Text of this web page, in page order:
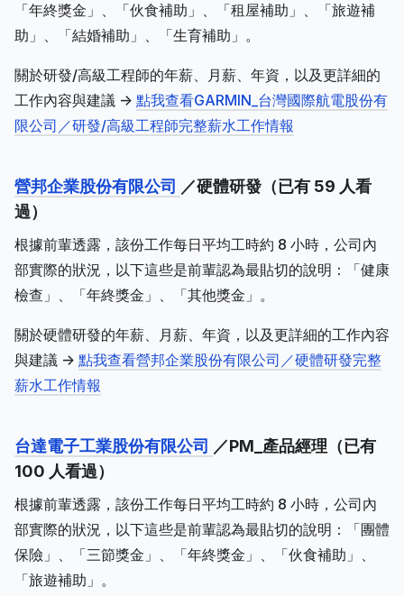
「年終獎金」、「伙食補助」、「租屋補助」、「旅遊補
助」、「結婚補助」、「生育補助」。
關於研發/高級工程師的年薪、月薪、年資，以及更詳細的
工作內容與建議 -> 點我查看GARMIN_台灣國際航電股份有
限公司／研發/高級工程師完整薪水工作情報
營邦企業股份有限公司 ／硬體研發（已有 59 人看
過）
根據前輩透露，該份工作每日平均工時約 8 小時，公司內
部實際的狀況，以下這些是前輩認為最貼切的說明：「健康
檢查」、「年終獎金」、「其他獎金」。
關於硬體研發的年薪、月薪、年資，以及更詳細的工作內容
與建議 -> 點我查看營邦企業股份有限公司／硬體研發完整
薪水工作情報
台達電子工業股份有限公司 ／PM_產品經理（已有
100 人看過）
根據前輩透露，該份工作每日平均工時約 8 小時，公司內
部實際的狀況，以下這些是前輩認為最貼切的說明：「團體
保險」、「三節獎金」、「年終獎金」、「伙食補助」、
「旅遊補助」。